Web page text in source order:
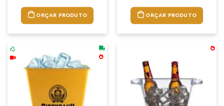
ORÇAR PRODUTO ORÇAR PRODUTO